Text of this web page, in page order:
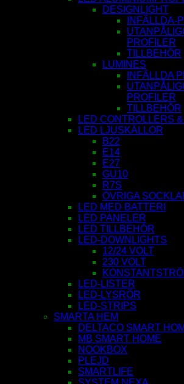
DESIGNLIGHT
INFÄLLDA-
PROFILER
TILLBEHÖR
LUMINES
INFÄLLDA
PROFILER
TILLBEHÖR
LED CONTROLLERS
LED LJUSKÄLLOR
B22
E14
E27
GU10
R7S
ÖVRIGA
LED MED BATTERI
LED PANELER
LED TILLBEHÖR
LED-DOWNLIGHTS
12/24 VOLT
230 VOLT
LED-LISTER
LED-LYSRÖR
LED-STRIPS
SMARTA HEM
DELTACO SMART
MB SMART HOME
NOOKBOX
PLEJD
SMARTLIFE